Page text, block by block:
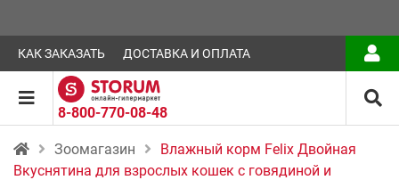
КАК ЗАКАЗАТЬ ДОСТАВКА И ОПЛАТА
8-800-770-08-48
Зоомагазин
Влажный корм Felix Двойная
Вкуснятина для взрослых кошек с говядиной и